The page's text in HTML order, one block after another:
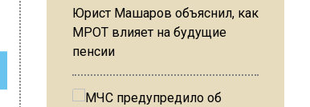
Юрист Машаров объяснил, как
МРОТ влияет на будущие
пенсии